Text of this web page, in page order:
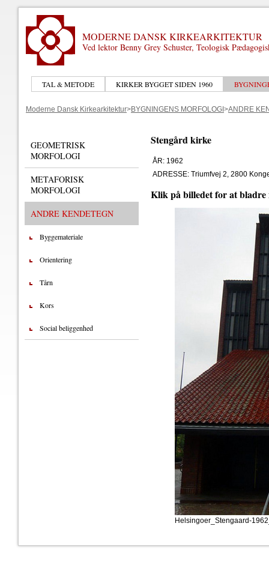
MODERNE DANSK KIRKEARKITEKTUR
Ved lektor Benny Grey Schuster, Teologisk
TAL & METODE KIRKER BYGGET SIDEN 1960
Moderne Dansk Kirkearkitektur>BYGNINGENS MORFOLOGI >ANDRE
GEOMETRISK
MORFOLOGI
METAFORISK
MORFOLOGI
ANDRE KENDETEGN
Byggemateriale
Orientering
Tårn
Kors
Social beliggenhed
Stengård kirke
ÅR: 1962
ADRESSE: Triumfvej 2, 2800
Klik på billedet for at bladre
Helsingoer_Stengaard-